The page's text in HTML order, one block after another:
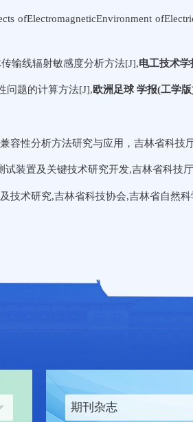
ofElectromagneticEnvironment
输线辐射敏感度分析方法[J],电工技术学
问题的计算方法[J],欧洲足球 学报(工学
容性分析方法研究与应用，吉林省科技
试装置及关键技术研究开发,吉林省科技
技术研究,吉林省科技协会,吉林省自然
期刊杂志